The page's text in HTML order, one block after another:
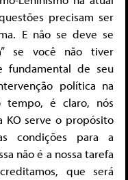
precisam ser
E não se deve se
se você não tiver
fundamental de seu
política na
tempo, é claro, nós
KO serve o propósito
condições para a
não é a nossa tarefa
que será